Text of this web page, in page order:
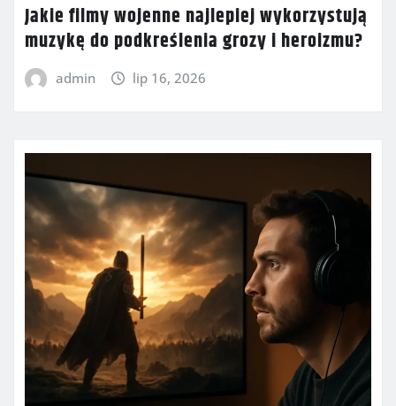
Jakie filmy wojenne najlepiej wykorzystują
muzykę do podkreślenia grozy i heroizmu?
admin lip 16, 2026